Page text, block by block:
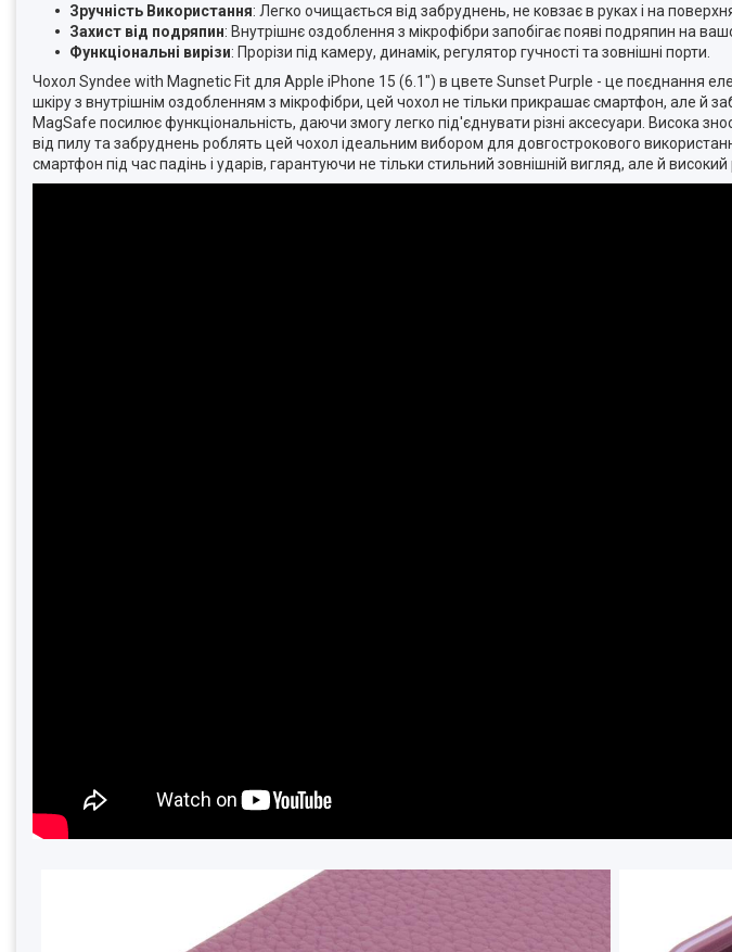
Зручність Використання: Легко очищається від забруднень, не ковзає в руках і на
Захист від подряпин: Внутрішнє оздоблення з мікрофібри запобігає появі подряпин на
Функціональні вирізи: Прорізи під камеру, динамік, регулятор гучності та зовнішні порти.
Чохол Syndee with Magnetic Fit для Apple iPhone 15 (6.1") в цвете Sunset Purple - це поєднання
шкіру з внутрішнім оздобленням з мікрофібри, цей чохол не тільки прикрашає смартфон, але й
MagSafe посилює функціональність, даючи змогу легко під'єднувати різні аксесуари. Висока
від пилу та забруднень роблять цей чохол ідеальним вибором для довгострокового
смартфон під час падінь і ударів, гарантуючи не тільки стильний зовнішній вигляд, але й